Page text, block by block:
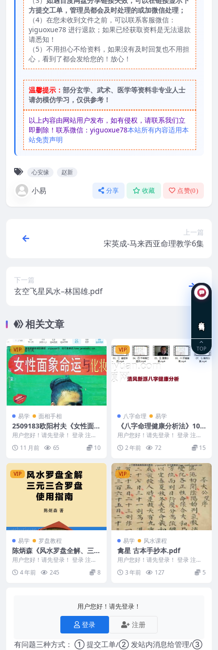
方提交工单，管理员都会及时处理的或加微信处理；
（4）在您未收到文件之前，可以联系客服微信：
yiguoxue78 进行退款；如果已经获取资料是无法退款
请悉知！
（5）不用担心不给资料，如果没有及时回复也不用担
心，看到了都会发给您的！放心！
温馨提示： 部分玄学、武术、医学等资料非专业人士
请勿模仿学习，仅供参考！
以上内容由网站用户发布，如有侵权，请联系我们立
即删除！联系微信：yiguoxue78本站所有内容适用本
站免责声明
心安缘 赵新
小易 分享 收藏 点赞(0)
上一篇
宋英成-马来西亚命理教学6集
下一篇
玄空飞星风水–林国雄.pdf
相关文章
VIP
易学 面相手相
2509183欧阳村夫《女性面象
命运与化妆》 143 页 电子版
Y
用户您好！请先登录！ 登录 注册
欧阳村夫《女性面象命运与化妆》
143 页 电...
11 月前 65 10
VIP
八字命理 易学
《八字命理健康分析法》10
集 清风新派八字
用户您好！请先登录！ 登录 注册
《八字命理健康分析法》10集 240
3183-...
2 年前 72 15
VIP
易学 罗盘教程
陈炳森《风水罗盘全解、三元
三合罗盘使用指南》381页
用户您好！请先登录！ 登录 注册
陈炳森《风水罗盘全解、三元三合
罗盘使用指南》3...
4 年前 245 8
VIP
易学 风水课程
禽星 古本手抄本.pdf
用户您好！请先登录！ 登录 注册
编号：Y2303-072-1 禽星 古本手
抄本...3 年前 127 5
用户您好！请先登录！
登录 注册
有问题三种方式： ① 提交工单/② 发站内消息给管理/③
TOP